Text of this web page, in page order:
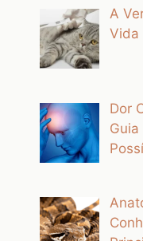
A
Vida
Dor